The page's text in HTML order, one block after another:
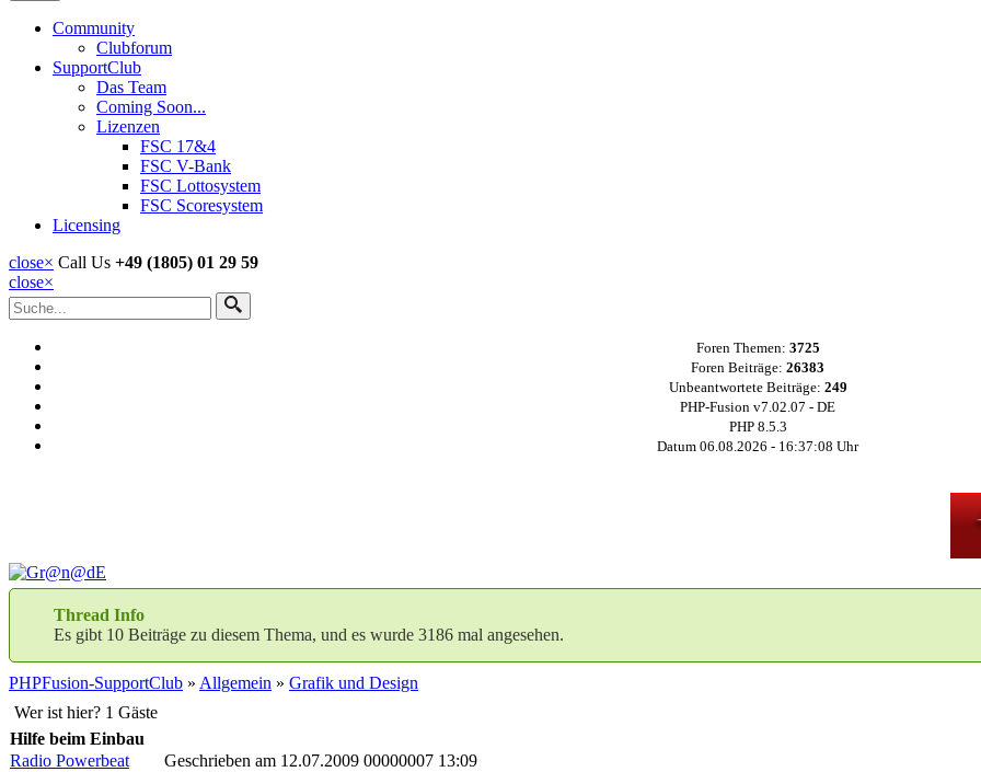
Community
Clubforum
SupportClub
Das Team
Coming Soon...
Lizenzen
FSC 17&4
FSC V-Bank
FSC Lottosystem
FSC Scoresystem
Licensing
close× Call Us +49 (1805) 01 29 59
close×
Foren Themen: 3725
Foren Beiträge: 26383
Unbeantwortete Beiträge: 249
PHP-Fusion v7.02.07 - DE
PHP 8.5.3
Datum 06.08.2026 - 16:37:09 Uhr
Thread Info
Es gibt 10 Beiträge zu diesem Thema, und es wurde 3186 mal angesehen.
PHPFusion-SupportClub » Allgemein » Grafik und Design
Wer ist hier? 1 Gäste
Hilfe beim Einbau
Radio Powerbeat
Geschrieben am 12.07.2009 00000007 13:09